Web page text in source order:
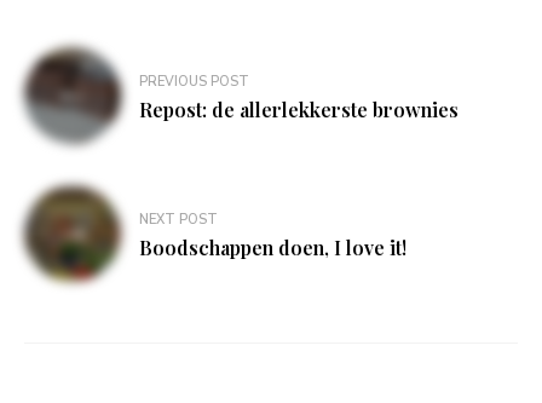
Bericht
navigatie
PREVIOUS POST
Repost: de allerlekkerste brownies
NEXT POST
Boodschappen doen, I love it!